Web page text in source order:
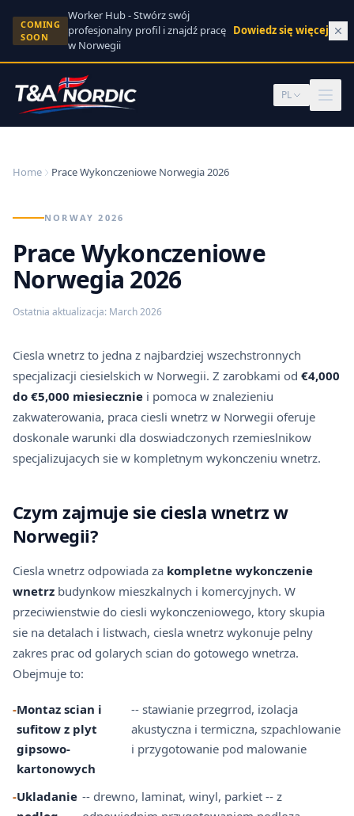
Skip to content
COMING
SOON
Worker Hub - Stwórz swój
profesjonalny profil i znajdź pracę
w Norwegii
Dowiedz się więcej →
PL
Home Prace Wykonczeniowe Norwegia 2026
NORWAY 2026
Prace Wykonczeniowe
Norwegia 2026
Ostatnia aktualizacja: March 2026
Ciesla wnetrz to jedna z najbardziej wszechstronnych
specjalizacji ciesielskich w Norwegii. Z zarobkami od €4,000
do €5,000 miesiecznie i pomoca w znalezieniu
zakwaterowania, praca ciesli wnetrz w Norwegii oferuje
doskonale warunki dla doswiadczonych rzemieslnikow
specjalizujacych sie w kompletnym wykonczeniu wnetrz.
Czym zajmuje sie ciesla wnetrz w
Norwegii?
Ciesla wnetrz odpowiada za kompletne wykonczenie
wnetrz budynkow mieszkalnych i komercyjnych. W
przeciwienstwie do ciesli wykonczeniowego, ktory skupia
sie na detalach i listwach, ciesla wnetrz wykonuje pelny
zakres prac od golarych scian do gotowego wnetrza.
Obejmuje to:
-Montaz scian i
sufitow z plyt
gipsowo-
kartonowych
-- stawianie przegrrod, izolacja
akustyczna i termiczna, szpachlowanie
i przygotowanie pod malowanie
-Ukladanie -- drewno, laminat, winyl, parkiet -- z